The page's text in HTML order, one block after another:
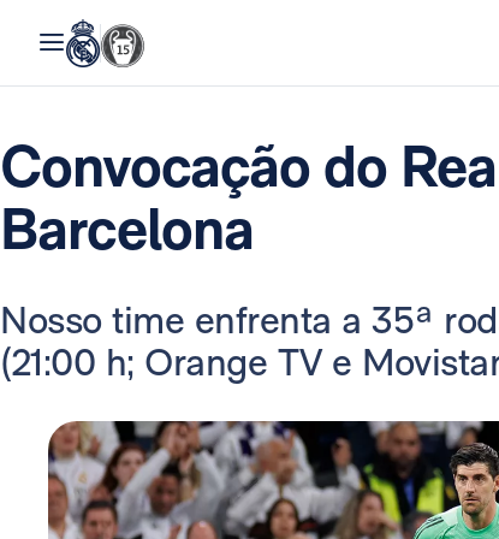
Convocação do
Barcelona
Nosso time enfrenta a 35ª
(21:00 h; Orange TV e